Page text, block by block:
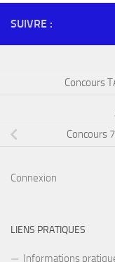
SUIVRE :
Concours
Concours
Connexion
LIENS PRATIQUES
Informations